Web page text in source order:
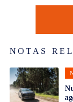
NOTAS